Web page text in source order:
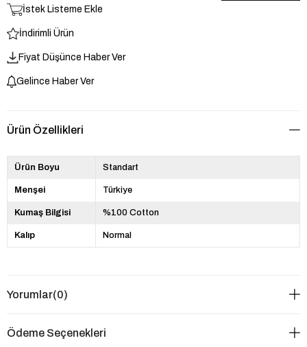
İstek Listeme Ekle
İndirimli Ürün
Fiyat Düşünce Haber Ver
Gelince Haber Ver
Ürün Özellikleri
Ürün Boyu Standart
Menşei Türkiye
Kumaş Bilgisi %100 Cotton
Kalıp Normal
Yorumlar(0)
Ödeme Seçenekleri